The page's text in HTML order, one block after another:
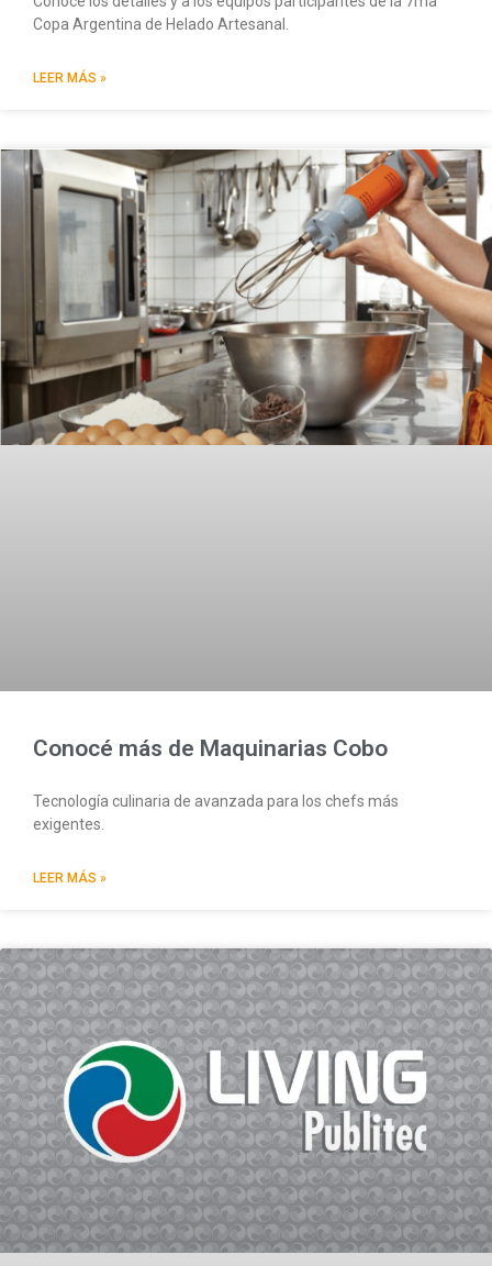
Copa Argentina de Helado Artesanal.
LEER MÁS »
Conocé más de Maquinarias Cobo
Tecnología culinaria de avanzada para los chefs más
exigentes.
LEER MÁS »